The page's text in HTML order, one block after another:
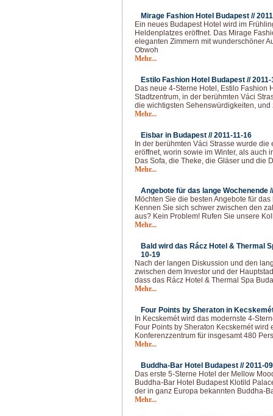
Mirage Fashion Hotel Budapest //
Ein neues Budapest Hotel wird im
Heldenplatzes eröffnet. Das Mirage
eleganten Zimmern mit wunderschöner
Obwoh
Mehr...
Estilo Fashion Hotel Budapest //2011-
Das neue 4-Sterne Hotel, Estilo Fashion
Stadtzentrum, in der berühmten Váci
die wichtigsten Sehenswürdigkeiten,
Mehr...
Eisbar in Budapest //2011-11-16
In der berühmten Váci Strasse wurde die
eröffnet, worin sowie im Winter, als auch
Das Sofa, die Theke, die Gläser und die
Mehr...
Angebote für das lange Wochenende
Möchten Sie die besten Angebote für
Kennen Sie sich schwer zwischen den
aus? Kein Problem! Rufen Sie unsere
Mehr...
Bald wird das Rácz Hotel & Thermal
10-19
Nach der langen Diskussion und den
zwischen dem Investor und der
dass das Rácz Hotel & Thermal Spa
Mehr...
Four Points by Sheraton in
In Kecskemét wird das modernste 4-
Four Points by Sheraton Kecskemét
Konferenzzentrum für insgesamt 480
Mehr...
Buddha-Bar Hotel Budapest //2011-
Das erste 5-Sterne Hotel der Mellow
Buddha-Bar Hotel Budapest Klotild
der in ganz Europa bekannten Buddha-
Mehr...